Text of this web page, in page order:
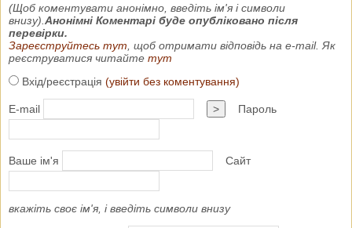
(Щоб коментувати анонімно, введіть ім'я і символи
внизу). Анонімні Коментарі буде опубліковано після
перевірки.
Зареєструйтесь тут , щоб отримати відповідь на e-mail. Як
реєструватися читайте тут
Вхід/реєстрація (увійти без коментування)
E-mail > Пароль
Ваше ім'я Сайт
вкажіть своє ім'я, і введіть символи внизу